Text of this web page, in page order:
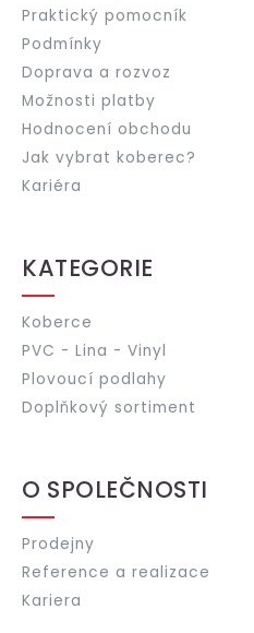
Praktický pomocník
Podmínky
Doprava a rozvoz
Možnosti platby
Hodnocení obchodu
Jak vybrat koberec?
Kariéra
KATEGORIE
Koberce
PVC - Lina - Vinyl
Plovoucí podlahy
Doplňkový sortiment
O SPOLEČNOSTI
Prodejny
Reference a realizace
Kariera